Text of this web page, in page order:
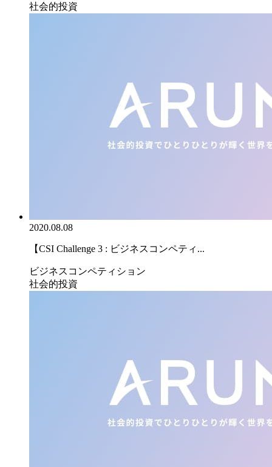
社会的投資
2020.08.08
【CSI Challenge 3 : ビジネスコンペティ...
ビジネスコンペティション
社会的投資